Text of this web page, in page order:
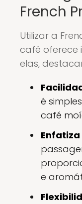
French
Utilizar a
café oferece
elas,
é
café
Enfatiza
e